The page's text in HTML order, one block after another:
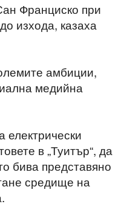
Франциско при
изхода, казаха
амбиции,
медийна
електрически
в „Туитър“, да
бива представяно
средище на